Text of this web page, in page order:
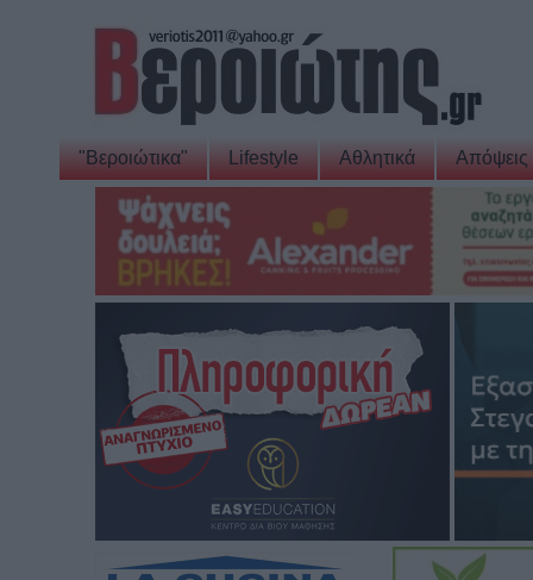
"Βεροιώτικα" Lifestyle Αθλητικά Απόψεις